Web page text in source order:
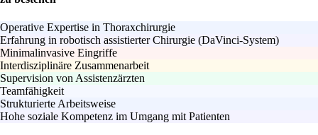
Operative Expertise in Thoraxchirurgie
Erfahrung in robotisch assistierter Chirurgie (DaVinci-System)
Minimalinvasive Eingriffe
Interdisziplinäre Zusammenarbeit
Supervision von Assistenzärzten
Teamfähigkeit
Strukturierte Arbeitsweise
Hohe soziale Kompetenz im Umgang mit Patienten